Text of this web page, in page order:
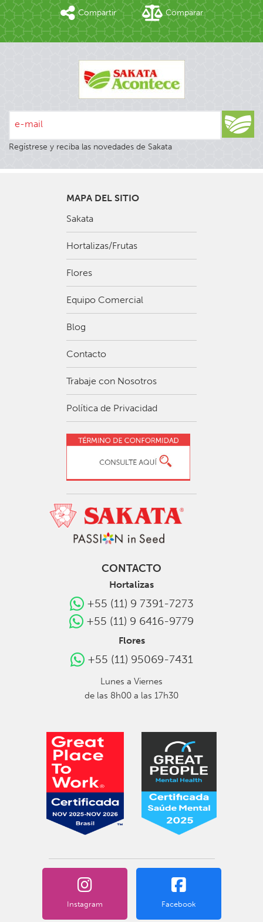
Compartir Comparar
e-mail
Regístrese y reciba las novedades de Sakata
MAPA DEL SITIO
Sakata
Hortalizas/Frutas
Flores
Equipo Comercial
Blog
Contacto
Trabaje con Nosotros
Política de Privacidad
CONTACTO
Hortalizas
+55 (11) 9 7391-7273
+55 (11) 9 6416-9779
Flores
+55 (11) 95069-7431
Lunes a Viernes
de las 8h00 a las 17h30
Instagram Facebook